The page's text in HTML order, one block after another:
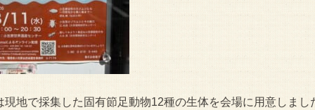
現地で採集した固有節足動物12種の生体を会場に用意しまし